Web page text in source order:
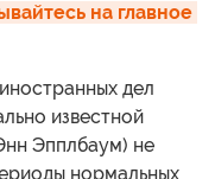
на главное
дел
известной
Эпплбаум) не
нормальных